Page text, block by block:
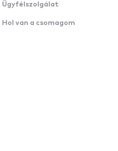
Ügyfélszolgálat
Hol van a csomagom